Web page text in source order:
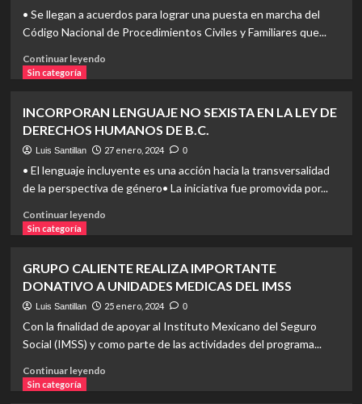
EN
EL
TIJUANA
B.C.
• Se llegan a acuerdos para lograr una puesta en marcha del
Código Nacional de Procedimientos Civiles y Familiares que...
Continuar leyendoRead
JUDICIALES
DEL
NOROESTE
COORDINAN
PARA
DE
JUSTICIA
CIVIL
FAMILIAR
Sin categoría
INCORPORAN LENGUAJE NO SEXISTA EN LA LEY DE
DERECHOS HUMANOS DE B.C.
Luis Santillan 27 enero, 2024 0
• El lenguaje incluyente es una acción hacia la transversalidad
de la perspectiva de género• La iniciativa fue promovida por...
Continuar leyendoRead
LENGUAJE
NO
SEXISTA
EN
LEY
Sin categoría
GRUPO CALIENTE REALIZA IMPORTANTE
DONATIVO A UNIDADES MEDICAS DEL IMSS
Luis Santillan 25 enero, 2024 0
Con la finalidad de apoyar al Instituto Mexicano del Seguro
Social (IMSS) y como parte de las actividades del programa...
Continuar leyendoRead
Sin categoría